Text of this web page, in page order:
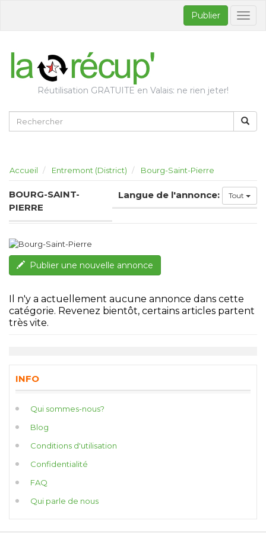
Publier
Réutilisation GRATUITE en Valais: ne rien jeter!
Accueil Entremont (District) Bourg-Saint-Pierre
BOURG-SAINT-
PIERRE
Langue de l'annonce: Tout
Publier une nouvelle annonce
Il n'y a actuellement aucune annonce dans cette
catégorie. Revenez bientôt, certains articles partent
très vite.
INFO
Qui sommes-nous?
Blog
Conditions d'utilisation
Confidentialité
FAQ
Qui parle de nous